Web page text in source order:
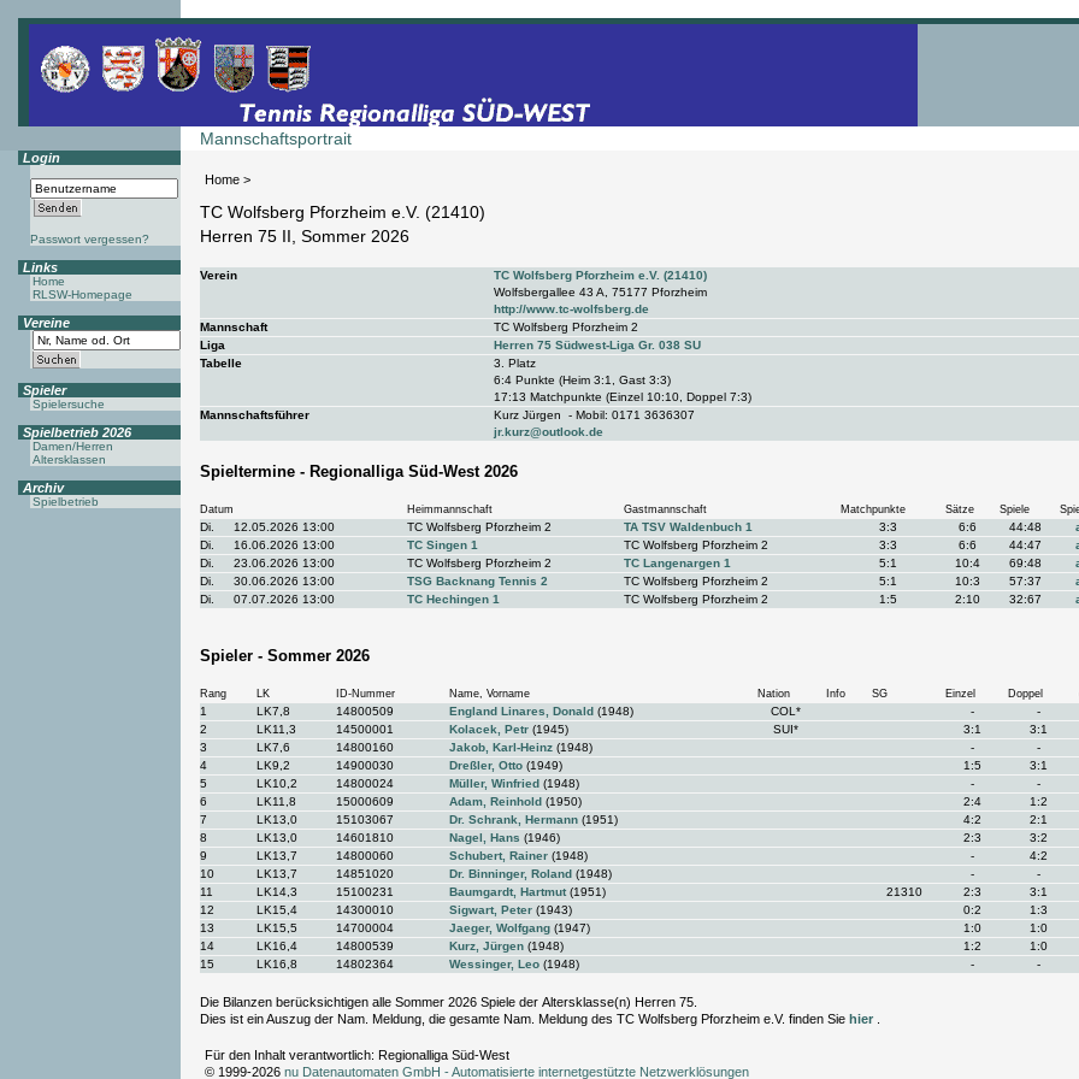
Mannschaftsportrait
Home >
Login
Passwort vergessen?
Links
Home
RLSW-Homepage
Vereine
Spieler
Spielersuche
Spielbetrieb 2026
Damen/Herren
Altersklassen
Archiv
Spielbetrieb
TC Wolfsberg Pforzheim e.V. (21410)
Herren 75 II, Sommer 2026
Verein
TC Wolfsberg Pforzheim e.V. (21410)
Wolfsbergallee 43 A, 75177 Pforzheim
http://www.tc-wolfsberg.de
Mannschaft
TC Wolfsberg Pforzheim 2
Liga
Herren 75 Südwest-Liga Gr. 038 SU
Tabelle
3. Platz
6:4 Punkte (Heim 3:1, Gast 3:3)
17:13 Matchpunkte (Einzel 10:10, Doppel 7:3)
Mannschaftsführer
Kurz Jürgen - Mobil: 0171 3636307
jr.kurz@outlook.de
Spieltermine - Regionalliga Süd-West 2026
Datum Heimmannschaft Gastmannschaft Matchpunkte Sätze Spiele
Di. 12.05.2026 13:00 TC Wolfsberg Pforzheim 2 TA TSV Waldenbuch 1 3:3 6:6 44:48
Di.
16.06.2026 13:00 TC Singen 1 TC Wolfsberg Pforzheim 2 3:3 6:6 44:47
Di.
23.06.2026 13:00 TC Wolfsberg Pforzheim 2 TC Langenargen 1 5:1 10:4 69:48
Di.
30.06.2026 13:00 TSG Backnang Tennis 2 TC Wolfsberg Pforzheim 2 5:1 10:3 57:37
Di.
07.07.2026 13:00 TC Hechingen 1 TC Wolfsberg Pforzheim 2 1:5 2:10 32:67
Spieler - Sommer 2026
Rang LK ID-Nummer Name, Vorname Nation Info SG Einzel Doppel
1 LK7,8 14800509 England Linares, Donald (1948) COL* - -
2
LK11,3 14500001 Kolacek, Petr (1945) SUI* 3:1 3:1
3
LK7,6 14800160 Jakob, Karl-Heinz (1948) - -
4
LK9,2 14900030 Dreßler, Otto (1949) 1:5 3:1
5
LK10,2 14800024 Müller, Winfried (1948) - -
6
LK11,8 15000609 Adam, Reinhold (1950) 2:4 1:2
7
LK13,0 15103067 Dr. Schrank, Hermann (1951) 4:2 2:1
8
LK13,0 14601810 Nagel, Hans (1946) 2:3 3:2
9
LK13,7 14800060 Schubert, Rainer (1948) - 4:2
10
LK13,7 14851020 Dr. Binninger, Roland (1948) - -
11
LK14,3 15100231 Baumgardt, Hartmut(1951) 21310 2:3 3:1
12
LK15,4 14300010 Sigwart, Peter (1943) 0:2 1:3
13
LK15,5 14700004 Jaeger, Wolfgang (1947) 1:0 1:0
14
LK16,4 14800539 Kurz, Jürgen (1948) 1:2 1:0
15
LK16,8 14802364 Wessinger, Leo (1948) - -
Die Bilanzen berücksichtigen alle Sommer 2026 Spiele der Altersklasse(n) Herren 75.
Dies ist ein Auszug der Nam. Meldung, die gesamte Nam. Meldung des TC Wolfsberg Pforzheim e.V. finden Sie hier
Für den Inhalt verantwortlich: Regionalliga Süd-West
© 1999-2026 nu Datenautomaten GmbH - Automatisierte internetgestützte Netzwerklösungen